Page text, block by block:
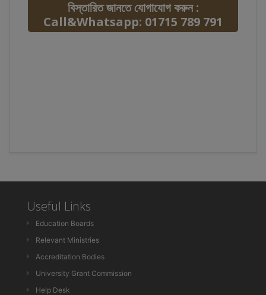
বিস্তারিত জানতে যোগাযোগ করুন :
Call&Whatsapp: 01715 789 791
Useful Links
Education Boards
Relevant Ministries
Accreditation Bodies
University Grant Commission
Help Desk